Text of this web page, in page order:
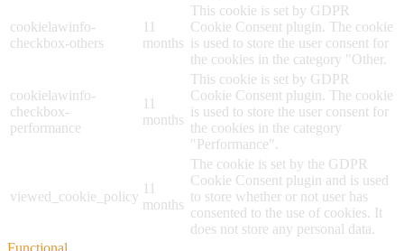
cookielawinfo-
checkbox-others
11
months
This cookie is set by GDPR
Cookie Consent plugin. The cookie
is used to store the user consent for
the cookies in the category "Other.
cookielawinfo-
checkbox-
performance
11
months
This cookie is set by GDPR
Cookie Consent plugin. The cookie
is used to store the user consent for
the cookies in the category
"Performance".
viewed_cookie_policy
11
months
The cookie is set by the GDPR
Cookie Consent plugin and is used
to store whether or not user has
consented to the use of cookies. It
does not store any personal data.
Functional